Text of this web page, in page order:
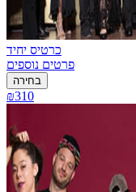
כרטיס יחיד
פרטים נוספים
בחירה
₪310